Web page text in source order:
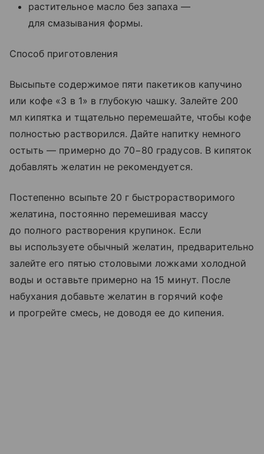
растительное масло без запаха —
для смазывания формы.
Способ приготовления
Высыпьте содержимое пяти пакетиков капучино
или кофе «3 в 1» в глубокую чашку. Залейте 200
мл кипятка и тщательно перемешайте, чтобы кофе
полностью растворился. Дайте напитку немного
остыть — примерно до 70−80 градусов. В кипяток
добавлять желатин не рекомендуется.
Постепенно всыпьте 20 г быстрорастворимого
желатина, постоянно перемешивая массу
до полного растворения крупинок. Если
вы используете обычный желатин, предварительно
залейте его пятью столовыми ложками холодной
воды и оставьте примерно на 15 минут. После
набухания добавьте желатин в горячий кофе
и прогрейте смесь, не доводя ее до кипения.